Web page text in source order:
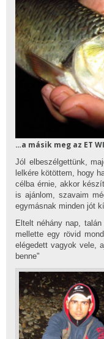
…a másik meg az ET
Jól elbeszélgettünk,
lelkére kötöttem, hogy
célba érnie, akkor
is ajánlom, szavaim
egymásnak minden jót
Eltelt néhány nap,
mellette egy rövid
elégedett vagyok vele,
benne"